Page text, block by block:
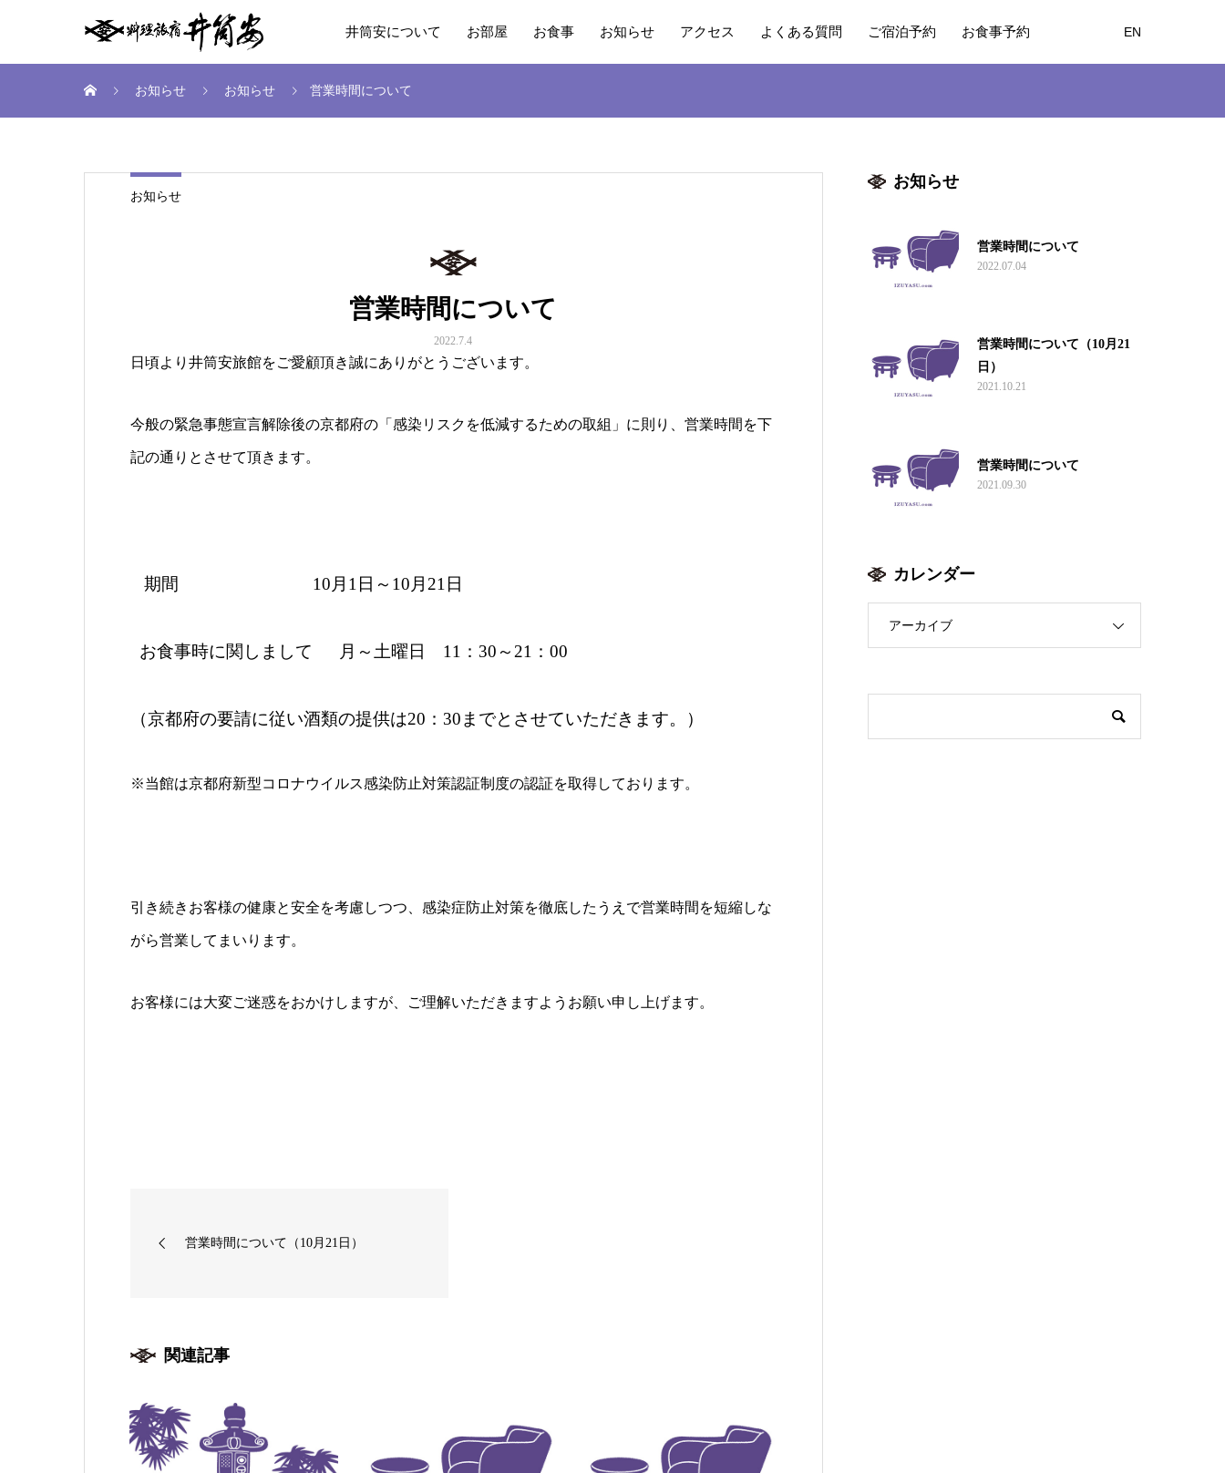
井筒安について お部屋 お食事 お知らせ アクセス よくある質問 ご宿泊予約 お食事予約 EN
お知らせ お知らせ 営業時間について
お知らせ
営業時間について
2022.7.4
日頃より井筒安旅館をご愛顧頂き誠にありがとうございます。
今般の緊急事態宣言解除後の京都府の「感染リスクを低減するための取組 」 に則り、営業時間を下
記の通りとさせて頂きます。
期間 10月1日～10月21日
お食事時に関しまして 月～土曜日 11：30～21：00
（京都府の要請に従い酒類の提供は20：30までとさせていただきます。）
※当館は京都府新型コロナウイルス感染防止対策認証制度の認証を取得しております。
引き続きお客様の健康と安全を考慮しつつ、感染症防止対策を徹底したうえで営業時間を短縮しな
がら営業してまいります。
お客様には大変ご迷惑をおかけしますが、ご理解いただきますようお願い申し上げます。
営業時間について（10月21日）
関連記事
お知らせ
営業時間について
2022.07.04
営業時間について（10月21
日）
2021.10.21
営業時間について
2021.09.30
カレンダー
アーカイブ